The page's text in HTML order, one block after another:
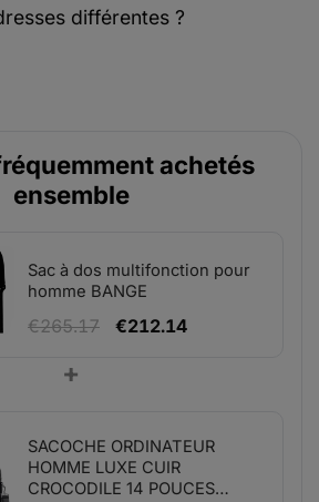
différentes ?
achetés
ensemble
Sac à dos multifonction pour
homme BANGE
€265.17
Le
€265.17.
€212.14Le
€212.14.
+
SACOCHE ORDINATEUR
HOMME LUXE CUIR
CROCODILE 14 POUCES